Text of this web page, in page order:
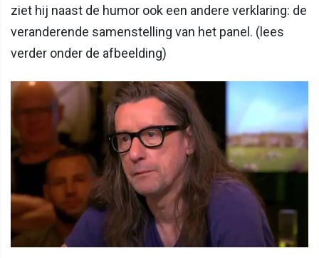
ziet hij naast de humor ook een andere verklaring: de
veranderende samenstelling van het panel. (lees
verder onder de afbeelding)